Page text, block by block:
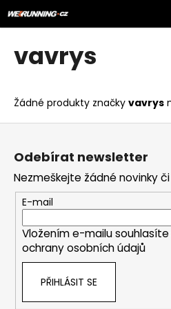
na
obsah
vavrys
Žádné produkty značky vavrys
K
o
o
p
o
t
ř
e
b
e
Z
Odebírat newsletter
Nezmeškejte žádné novinky
E-mail
Vložením e-mailu souhlasíte
ochrany osobních údajů
PŘIHLÁSIT SE